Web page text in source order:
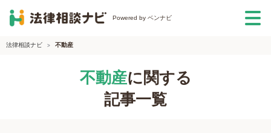
Powered by ベンナビ
法律相談ナビ 不動産
不動産に関する
記事一覧